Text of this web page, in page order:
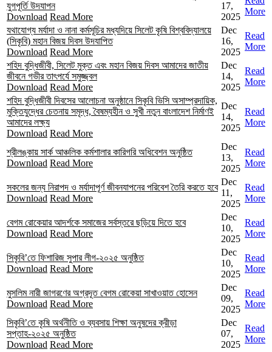
যুগপূর্তি উদযাপন
Download Read More
17,
2025
More
যথাযোগ্য মর্যাদা ও নানা কর্মসূচির মধ্যদিয়ে সিলেট কৃষি বিশ্ববিদ্যালয়ে
(সিকৃবি) মহান বিজয় দিবস উদযাপিত
Download Read More
Dec
16,
2025
Read
More
শহিদ বুদ্ধিজীবী, সিলেট মুক্ত এবং মহান বিজয় দিবস আমাদের জাতীয়
জীবনে গভীর তাৎপর্যে সমুজ্জ্বল
Download Read More
Dec
14,
2025
Read
More
শহিদ বুদ্ধিজীবী দিবসের আলোচনা অনুষ্ঠানে সিকৃবি ভিসি অসাম্প্রদায়িক,
মুক্তিযুদ্ধের চেতনায় সমৃদ্ধ, বৈষম্যহীন ও সুখী নতুন বাংলাদেশ নির্মাণই
আমাদের লক্ষ্য
Download Read More
Dec
14,
2025
Read
More
শ্রীলঙ্কায় সার্ক আঞ্চলিক কর্মশালার কারিগরি অধিবেশন অনুষ্ঠিত
Download Read More
Dec
13,
2025
Read
More
সকলের জন্য নিরাপদ ও মর্যাদাপূর্ণ জীবনযাপনের পরিবেশ তৈরি করতে হবে
Download Read More
Dec
11,
2025
Read
More
বেগম রোকেয়ার আদর্শকে সমাজের সর্বস্তরে ছড়িয়ে দিতে হবে
Download Read More
Dec
10,
2025
Read
More
সিকৃবি’তে ফিশারিজ সুপার লীগ-২০২৫ অনুষ্ঠিত
Download Read More
Dec
10,
2025
Read
More
মুসলিম নারী জাগরণের অগ্রদূত বেগম রোকেয়া সাখাওয়াত হোসেন
Download Read More
Dec
09,
2025
Read
More
সিকৃবি’তে কৃষি অর্থনীতি ও ব্যবসায় শিক্ষা অনুষদের ক্রীড়া
সপ্তাহ-২০২৫ অনুষ্ঠিত
Download Read More
Dec
07,
2025
Read
More